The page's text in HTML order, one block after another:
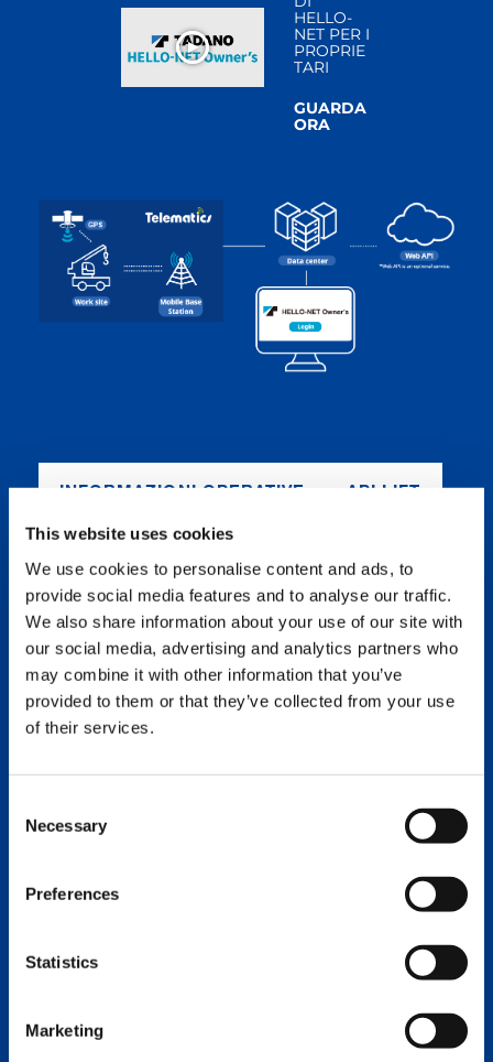
This website uses cookies
We use cookies to personalise content and ads, to
provide social media features and to analyse our traffic.
We also share information about your use of our site with
our social media, advertising and analytics partners who
may combine it with other information that you’ve
provided to them or that they’ve collected from your use
of their services.
Selection
Necessary
Preferences
Statistics
Marketing
HELLO-
NET PER I
PROPRIE
TARI
GUARDA
ORA
INFORMAZIONI OPERATIVE API LIFT
INFORMAZIONI OPERATIVE
API LIFT